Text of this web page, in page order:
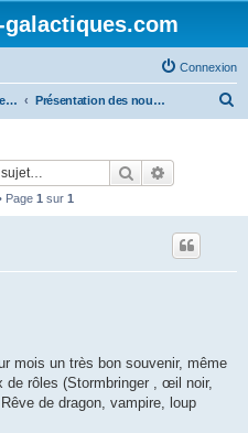
Connexion
Dernière nouvelles de MEGA IV Présentation des nouveaux
Rechercher
Page 1 sur 1
mois un très bon souvenir, même
de rôles (Stormbringer , œil noir,
de dragon, vampire, loup